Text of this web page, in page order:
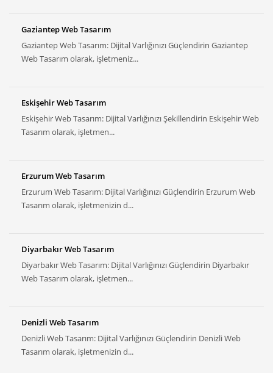
Gaziantep Web Tasarım
Gaziantep Web Tasarım: Dijital Varlığınızı Güçlendirin Gaziantep
Web Tasarım olarak, işletmeniz...
Eskişehir Web Tasarım
Eskişehir Web Tasarım: Dijital Varlığınızı Şekillendirin Eskişehir Web
Tasarım olarak, işletmen...
Erzurum Web Tasarım
Erzurum Web Tasarım: Dijital Varlığınızı Güçlendirin Erzurum Web
Tasarım olarak, işletmenizin d...
Diyarbakır Web Tasarım
Diyarbakır Web Tasarım: Dijital Varlığınızı Güçlendirin Diyarbakır
Web Tasarım olarak, işletmen...
Denizli Web Tasarım
Denizli Web Tasarım: Dijital Varlığınızı Güçlendirin Denizli Web
Tasarım olarak, işletmenizin d...